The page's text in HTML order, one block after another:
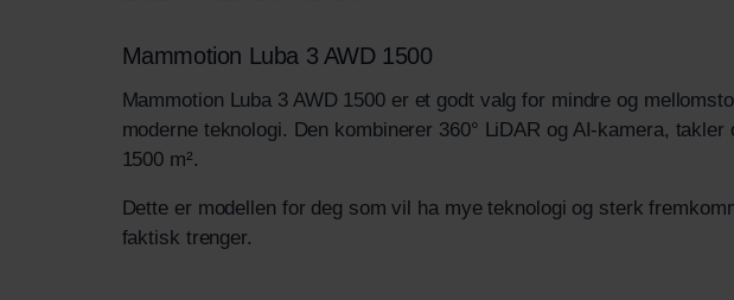
Mammotion Luba 3 AWD 1500
Mammotion Luba 3 AWD 1500 er et godt valg for mindre og
moderne teknologi. Den kombinerer 360° LiDAR og AI-kamera,
1500 m².
Dette er modellen for deg som vil ha mye teknologi og sterk
faktisk trenger.